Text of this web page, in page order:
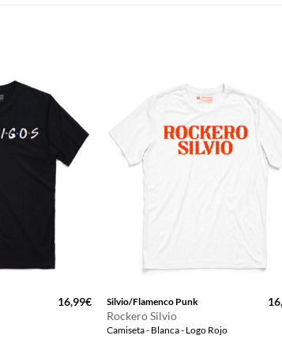
16,99€ Silvio/Flamenco Punk
Rockero Silvio
Camiseta - Blanca - Logo Rojo